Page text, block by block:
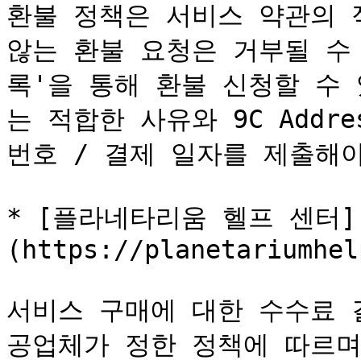
환불 정책은 서비스 약관의
않는 환불 요청은 거부될
록'을 통해 환불 신청할 수
는 적합한 사유와 9C
번호 / 결제 일자를 제출해
* [플라네타리움 헬프 센터]
(https://
서비스 구매에 대한 수수
공업체가 정한 정책에 따르